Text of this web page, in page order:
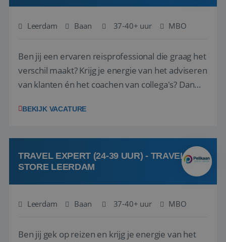
Leerdam Baan 37-40+ uur MBO
Ben jij een ervaren reisprofessional die graag het
verschil maakt? Krijg je energie van het adviseren
van klanten én het coachen van collega's? Dan
(onderdeel van Pelikaan Travel Group) zoeken
team het reisbureau verder...
BEKIJK VACATURE
TRAVEL EXPERT (24-39 UUR) - TRAVEL
STORE LEERDAM
Leerdam Baan 37-40+ uur MBO
Ben jij gek op reizen en krijg je energie van het